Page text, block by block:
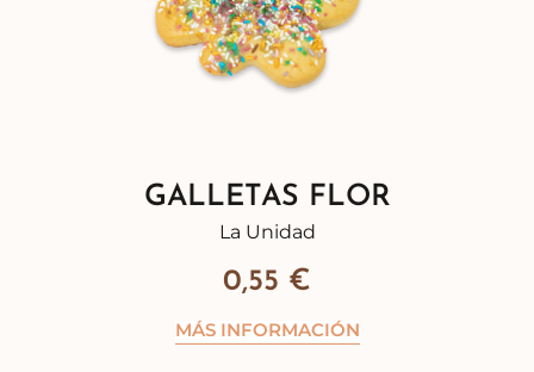
GALLETAS FLOR
La Unidad
0,55 €
MÁS INFORMACIÓN